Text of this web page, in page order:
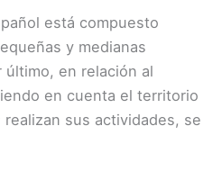
está compuesto
y medianas
último, en relación al
en cuenta el territorio
realizan sus actividades, se